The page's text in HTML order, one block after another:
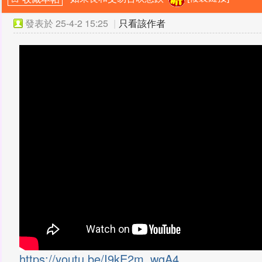
發表於 25-4-2 15:25 | 只看該作者